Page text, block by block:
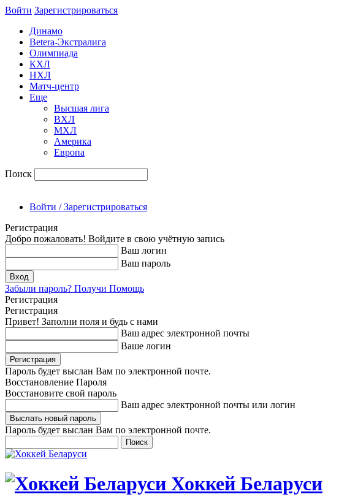
Войти Зарегиcтрироваться
Динамо
Betera-Экстралига
Олимпиада
КХЛ
НХЛ
Матч-центр
Еще
Высшая лига
ВХЛ
МХЛ
Америка
Европа
Поиск
Войти / Зарегистрироваться
Регистрация
Добро пожаловать! Войдите в свою учётную запись
Ваш логин
Ваш пароль
Забыли пароль? Получи Помощь
Регистрация
Регистрация
Привет! Заполни поля и будь с нами
Ваш адрес электронной почты
Ваше логин
Пароль будет выслан Вам по электронной почте.
Восстановление Пароля
Восстановите свой пароль
Ваш адрес электронной почты или логин
Пароль будет выслан Вам по электронной почте.
Хоккей Беларуси